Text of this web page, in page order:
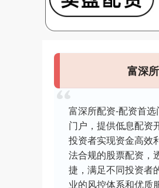
富深
富深所配资-配资首
门户，提供低息配资
投资者实现资金高效
法合规的股票配资，
捷，满足不同投资者
业的风控体系和优质